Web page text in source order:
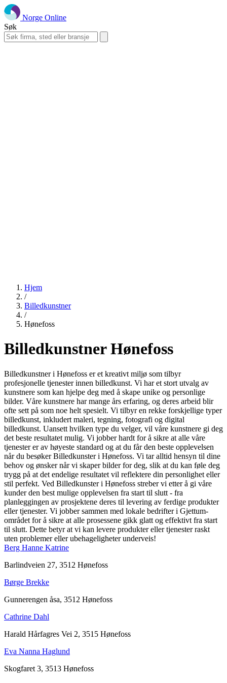
Norge Online
Søk
Hjem
/
Billedkunstner
/
Hønefoss
Billedkunstner Hønefoss
Billedkunstner i Hønefoss er et kreativt miljø som tilbyr
profesjonelle tjenester innen billedkunst. Vi har et stort utvalg av
kunstnere som kan hjelpe deg med å skape unike og personlige
bilder. Våre kunstnere har mange års erfaring, og deres arbeid blir
ofte sett på som noe helt spesielt. Vi tilbyr en rekke forskjellige typer
billedkunst, inkludert maleri, tegning, fotografi og digital
billedkunst. Uansett hvilken type du velger, vil våre kunstnere gi deg
det beste resultatet mulig. Vi jobber hardt for å sikre at alle våre
tjenester er av høyeste standard og at du får den beste opplevelsen
når du besøker Billedkunster i Hønefoss. Vi tar alltid hensyn til dine
behov og ønsker når vi skaper bilder for deg, slik at du kan føle deg
trygg på at det endelige resultatet vil reflektere din personlighet eller
stil perfekt. Ved Billedkunster i Hønefoss streber vi etter å gi våre
kunder den best mulige opplevelsen fra start til slutt - fra
planleggingen av prosjektene deres til levering av ferdige produkter
eller tjenester. Vi jobber sammen med lokale bedrifter i Gjettum-
området for å sikre at alle prosessene gikk glatt og effektivt fra start
til slutt. Dette betyr at vi kan levere produkter eller tjenester raskt
uten problemer eller ubehageligheter underveis!
Berg Hanne Katrine
Barlindveien 27, 3512 Hønefoss
Børge Brekke
Gunnerengen åsa, 3512 Hønefoss
Cathrine Dahl
Harald Hårfagres Vei 2, 3515 Hønefoss
Eva Nanna Haglund
Skogfaret 3, 3513 Hønefoss